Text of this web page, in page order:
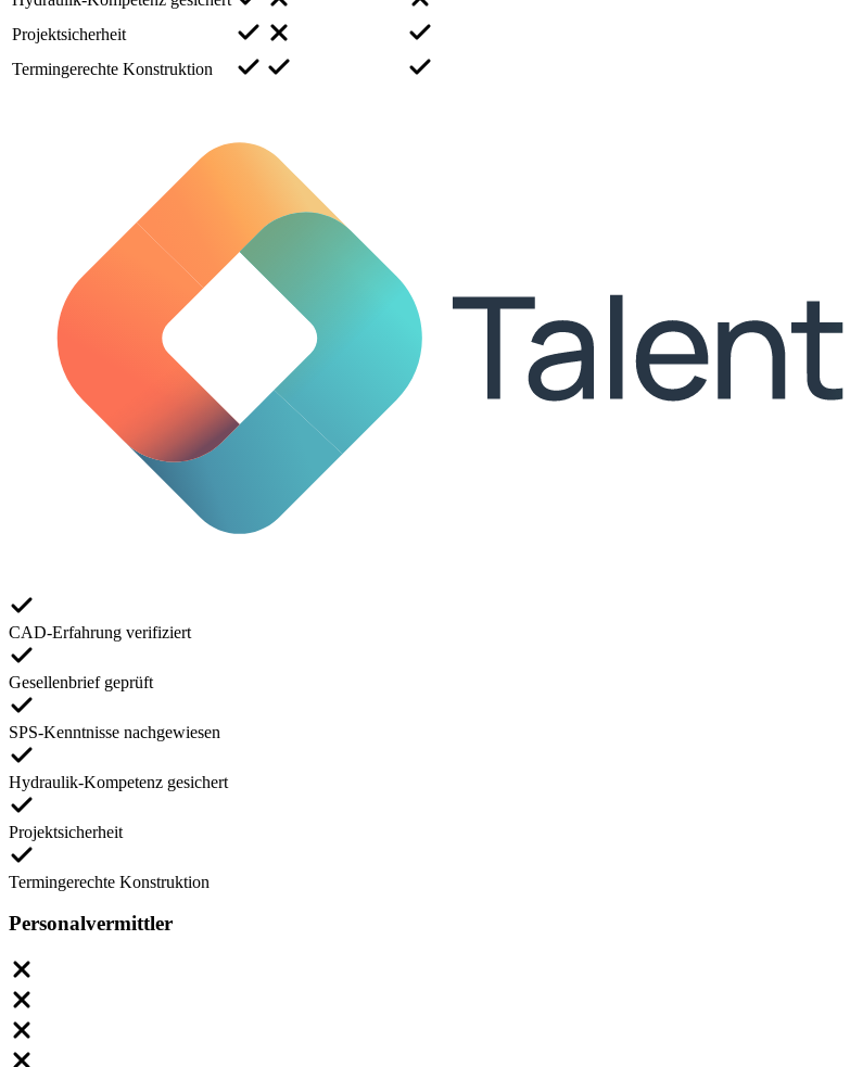
Projektsicherheit
Termingerechte Konstruktion
CAD-Erfahrung verifiziert
Gesellenbrief geprüft
SPS-Kenntnisse nachgewiesen
Hydraulik-Kompetenz gesichert
Projektsicherheit
Termingerechte Konstruktion
Personalvermittler